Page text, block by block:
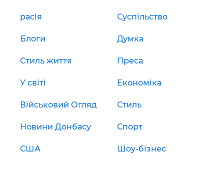
расія Суспільство
Блоги Думка
Стиль життя Преса
У світі Економіка
Військовий Огляд Стиль
Новини Донбасу Спорт
США Шоу-бізнес